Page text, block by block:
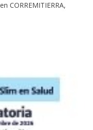
CORREMITIERRA,